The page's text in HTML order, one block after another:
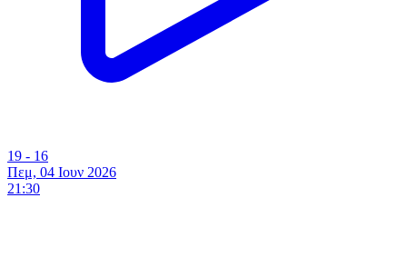
19 - 16
Πεμ, 04 Ιουν 2026
21:30